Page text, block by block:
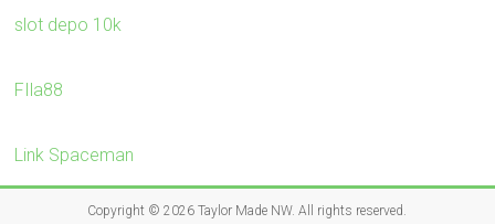
slot depo 10k
FIla88
Link Spaceman
Copyright © 2026Taylor Made NW. All rights reserved.